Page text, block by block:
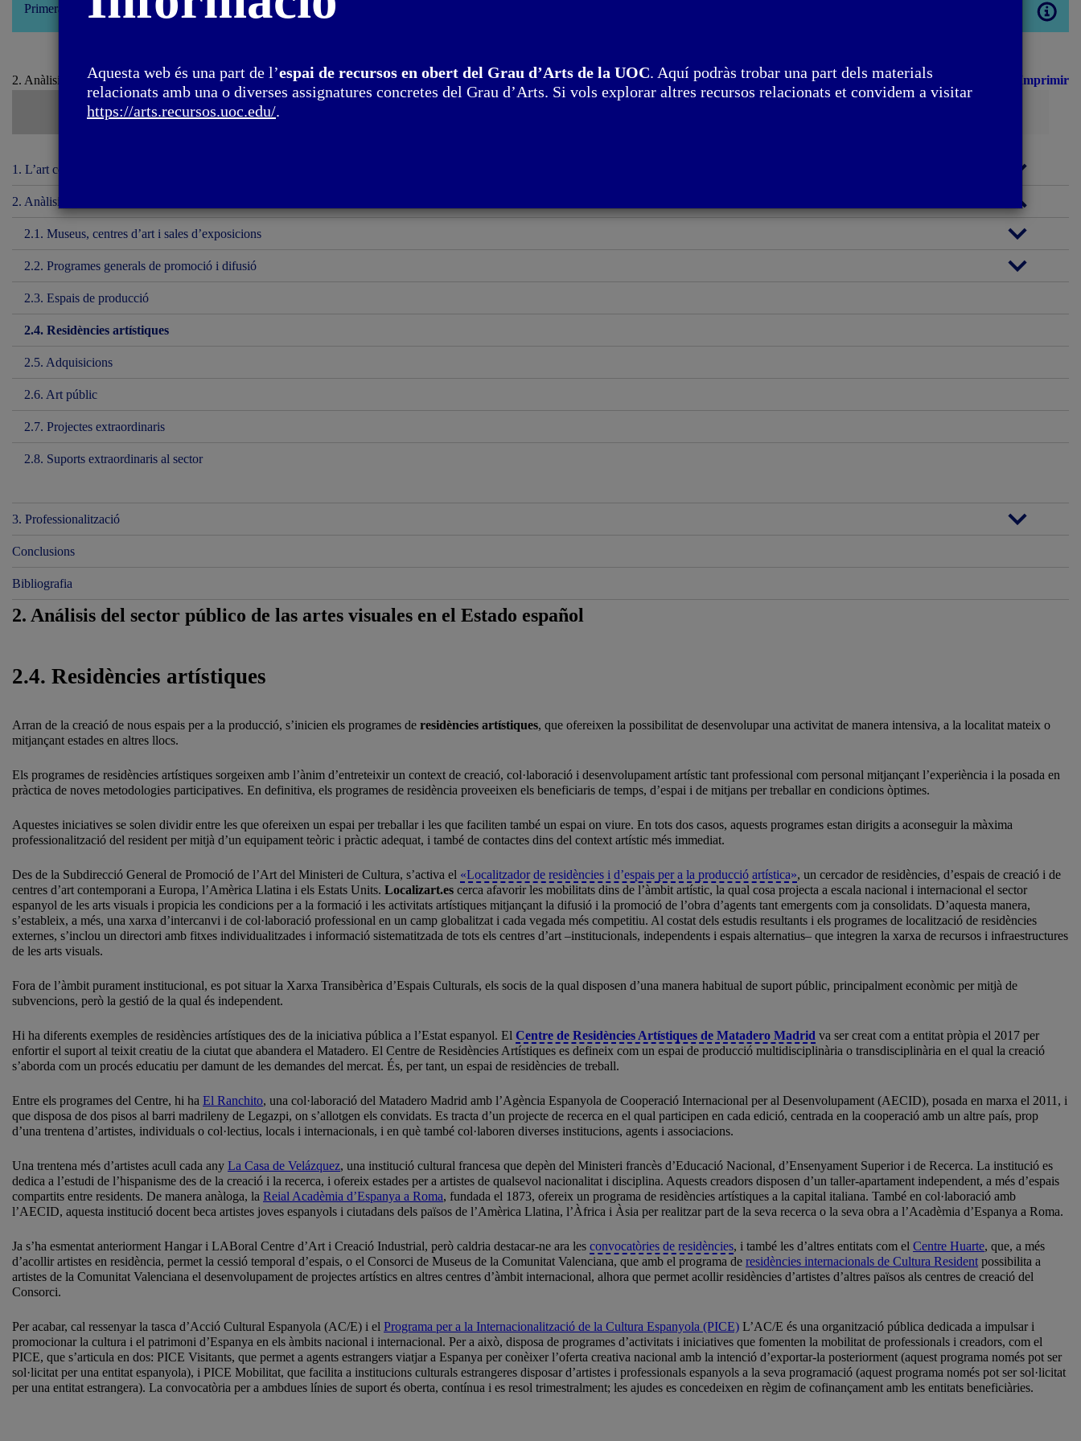
Primera edició: febrer 2022
Obrir
modal
2. Anàlisi del sector públic de les arts visuals a l’Estat espanyol / 2.4. Residències artístiques
Imprimir
1. L’art com a servei públic i dret social
2. Anàlisi del sector públic de les arts visuals a l’Estat espanyol
2.1. Museus, centres d’art i sales d’exposicions
2.2. Programes generals de promoció i difusió
2.3. Espais de producció
2.4. Residències artístiques
2.5. Adquisicions
2.6. Art públic
2.7. Projectes extraordinaris
2.8. Suports extraordinaris al sector
3. Professionalització
Conclusions
Bibliografia
2. Análisis del sector público de las artes visuales en el Estado español
2.4. Residències artístiques
Arran de la creació de nous espais per a la producció, s’inicien els programes de residències artístiques, que ofereixen la possibilitat de desenvolupar una activitat de manera intensiva, a la localitat mateix o
mitjançant estades en altres llocs.
Els programes de residències artístiques sorgeixen amb l’ànim d’entreteixir un context de creació, col·laboració i desenvolupament artístic tant professional com personal mitjançant l’experiència i la posada en
pràctica de noves metodologies participatives. En definitiva, els programes de residència proveeixen els beneficiaris de temps, d’espai i de mitjans per treballar en condicions òptimes.
Aquestes iniciatives se solen dividir entre les que ofereixen un espai per treballar i les que faciliten també un espai on viure. En tots dos casos, aquests programes estan dirigits a aconseguir la màxima
professionalització del resident per mitjà d’un equipament teòric i pràctic adequat, i també de contactes dins del context artístic més immediat.
Des de la Subdirecció General de Promoció de l’Art del Ministeri de Cultura, s’activa el «Localitzador de residències i d’espais per a la producció artística», un cercador de residències, d’espais de creació i de
centres d’art contemporani a Europa, l’Amèrica Llatina i els Estats Units. Localizart.es cerca afavorir les mobilitats dins de l’àmbit artístic, la qual cosa projecta a escala nacional i internacional el sector
espanyol de les arts visuals i propicia les condicions per a la formació i les activitats artístiques mitjançant la difusió i la promoció de l’obra d’agents tant emergents com ja consolidats. D’aquesta manera,
s’estableix, a més, una xarxa d’intercanvi i de col·laboració professional en un camp globalitzat i cada vegada més competitiu. Al costat dels estudis resultants i els programes de localització de residències
externes, s’inclou un directori amb fitxes individualitzades i informació sistematitzada de tots els centres d’art –institucionals, independents i espais alternatius– que integren la xarxa de recursos i infraestructures
de les arts visuals.
Fora de l’àmbit purament institucional, es pot situar la Xarxa Transibèrica d’Espais Culturals, els socis de la qual disposen d’una manera habitual de suport públic, principalment econòmic per mitjà de
subvencions, però la gestió de la qual és independent.
Hi ha diferents exemples de residències artístiques des de la iniciativa pública a l’Estat espanyol. El Centre de Residències Artístiques de Matadero Madrid va ser creat com a entitat pròpia el 2017 per
enfortir el suport al teixit creatiu de la ciutat que abandera el Matadero. El Centre de Residències Artístiques es defineix com un espai de producció multidisciplinària o transdisciplinària en el qual la creació
s’aborda com un procés educatiu per damunt de les demandes del mercat. És, per tant, un espai de residències de treball.
Entre els programes del Centre, hi ha El Ranchito, una col·laboració del Matadero Madrid amb l’Agència Espanyola de Cooperació Internacional per al Desenvolupament (AECID), posada en marxa el 2011, i
que disposa de dos pisos al barri madrileny de Legazpi, on s’allotgen els convidats. Es tracta d’un projecte de recerca en el qual participen en cada edició, centrada en la cooperació amb un altre país, prop
d’una trentena d’artistes, individuals o col·lectius, locals i internacionals, i en què també col·laboren diverses institucions, agents i associacions.
Una trentena més d’artistes acull cada any La Casa de Velázquez, una institució cultural francesa que depèn del Ministeri francès d’Educació Nacional, d’Ensenyament Superior i de Recerca. La institució es
dedica a l’estudi de l’hispanisme des de la creació i la recerca, i ofereix estades per a artistes de qualsevol nacionalitat i disciplina. Aquests creadors disposen d’un taller-apartament independent, a més d’espais
compartits entre residents. De manera anàloga, la Reial Acadèmia d’Espanya a Roma, fundada el 1873, ofereix un programa de residències artístiques a la capital italiana. També en col·laboració amb
l’AECID, aquesta institució docent beca artistes joves espanyols i ciutadans dels països de l’Amèrica Llatina, l’Àfrica i Àsia per realitzar part de la seva recerca o la seva obra a l’Acadèmia d’Espanya a Roma.
Ja s’ha esmentat anteriorment Hangar i LABoral Centre d’Art i Creació Industrial, però caldria destacar-ne ara les convocatòries de residències, i també les d’altres entitats com el Centre Huarte, que, a més
d’acollir artistes en residència, permet la cessió temporal d’espais, o el Consorci de Museus de la Comunitat Valenciana, que amb el programa de residències internacionals de Cultura Resident possibilita a
artistes de la Comunitat Valenciana el desenvolupament de projectes artístics en altres centres d’àmbit internacional, alhora que permet acollir residències d’artistes d’altres països als centres de creació del
Consorci.
Per acabar, cal ressenyar la tasca d’Acció Cultural Espanyola (AC/E) i el Programa per a la Internacionalització de la Cultura Espanyola (PICE) L’AC/E és una organització pública dedicada a impulsar i
promocionar la cultura i el patrimoni d’Espanya en els àmbits nacional i internacional. Per a això, disposa de programes d’activitats i iniciatives que fomenten la mobilitat de professionals i creadors, com el
PICE, que s’articula en dos: PICE Visitants, que permet a agents estrangers viatjar a Espanya per conèixer l’oferta creativa nacional amb la intenció d’exportar-la posteriorment (aquest programa només pot ser
sol·licitat per una entitat espanyola), i PICE Mobilitat, que facilita a institucions culturals estrangeres disposar d’artistes i professionals espanyols a la seva programació (aquest programa només pot ser sol·licitat
per una entitat estrangera). La convocatòria per a ambdues línies de suport és oberta, contínua i es resol trimestralment; les ajudes es concedeixen en règim de cofinançament amb les entitats beneficiàries.
Aquesta web és una part de l’espai de recursos en obert del Grau d’Arts de la UOC. Aquí podràs trobar una part dels materials
relacionats amb una o diverses assignatures concretes del Grau d’Arts. Si vols explorar altres recursos relacionats et convidem a visitar
https://arts.recursos.uoc.edu/.